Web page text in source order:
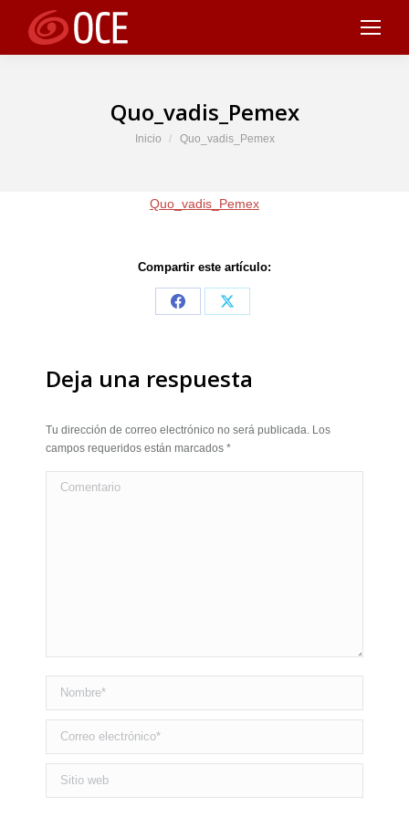
Quo_vadis_Pemex
Estás aquí:
Inicio Quo_vadis_Pemex
Quo_vadis_Pemex
Compartir este artículo:
Share
Share
Deja una respuesta
Tu dirección de correo electrónico no será publicada. Los
campos requeridos están marcados *
Comentario
Nombre *
Correo electrónico *
Sitio web